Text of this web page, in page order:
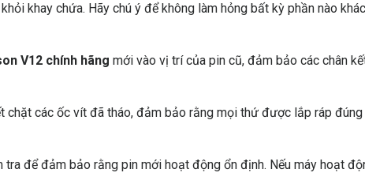
khay chứa. Hãy chú ý để không làm hỏng bất kỳ phần nào
V12 chính hãng mới vào vị trí của pin cũ, đảm bảo các chân
chặt các ốc vít đã tháo, đảm bảo rằng mọi thứ được lắp ráp đúng
tra để đảm bảo rằng pin mới hoạt động ổn định. Nếu máy hoạt